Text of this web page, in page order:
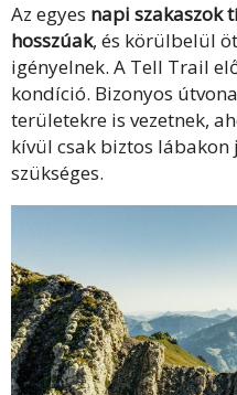
Az egyes napi szakaszok
hosszúak, és körülbelül
igényelnek. A Tell Trail
kondíció. Bizonyos
területekre is vezetnek,
kívül csak biztos lábakon
szükséges.